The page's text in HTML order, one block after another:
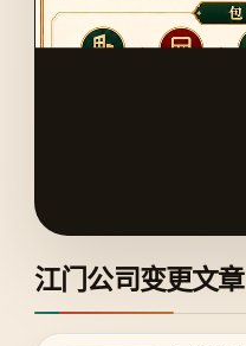
江门公司变更文章